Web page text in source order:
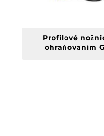
Profilové
ohraňovaním